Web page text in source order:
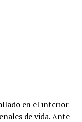
en el interior
de vida. Ante